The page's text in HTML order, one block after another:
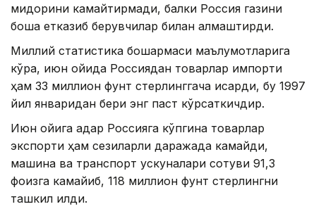
миқдорини камайтирмади, балки Россия газини
бошқа етказиб берувчилар билан алмаштирди.
Миллий статистика бошқармаси маълумотларига
кўра, июн ойида Россиядан товарлар импорти
ҳам 33 миллион фунт стерлинггача қисқарди, бу 1997
йил январидан бери энг паст кўрсаткичдир.
Июн ойига қадар Россияга кўпгина товарлар
экспорти ҳам сезиларли даражада камайди,
машина ва транспорт ускуналари сотуви 91,3
фоизга камайиб, 118 миллион фунт стерлингни
ташкил қилди.